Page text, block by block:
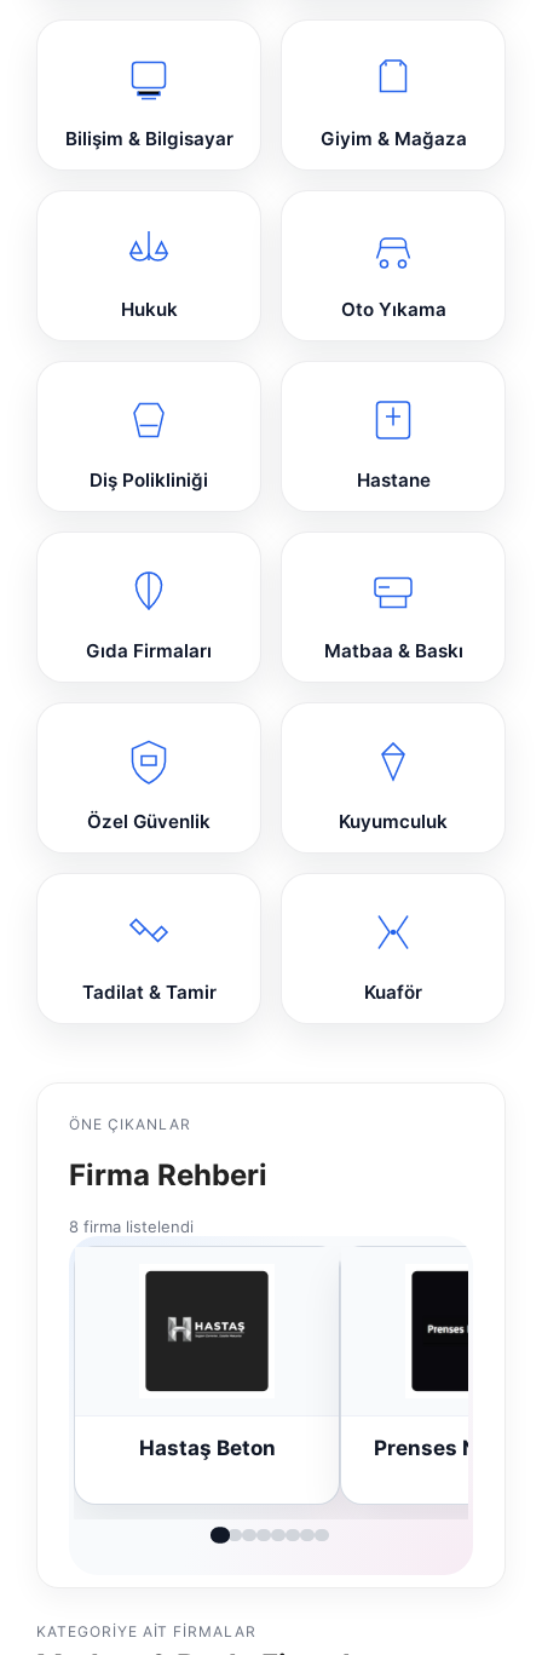
Bilişim & Bilgisayar Giyim & Mağaza
Hukuk Oto Yıkama
Diş Polikliniği Hastane
Gıda Firmaları Matbaa & Baskı
Özel Güvenlik Kuyumculuk
Tadilat & Tamir Kuaför
ÖNE ÇIKANLAR
Firma Rehberi
8 firma listelendi
Hastaş Beton Prenses Night
KATEGORIYE AIT FIRMALAR